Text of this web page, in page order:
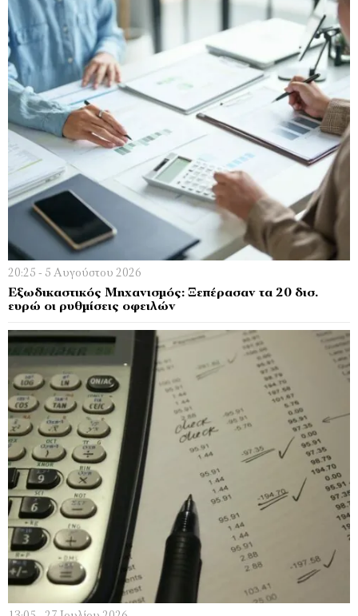
20:25 - 5 Αυγούστου 2026
Εξωδικαστικός Μηχανισμός: Ξεπέρασαν τα 20 δισ.
ευρώ οι ρυθμίσεις οφειλών